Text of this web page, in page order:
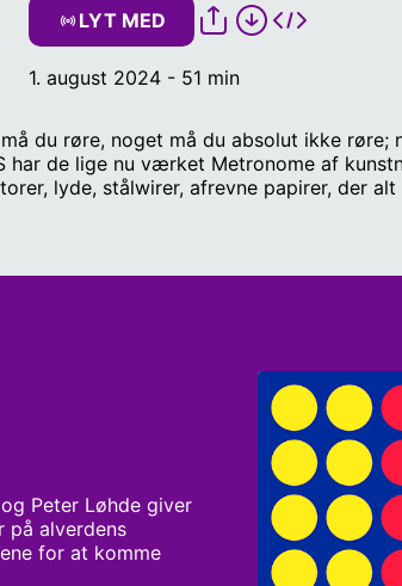
LYT MED
1. august 2024 - 51 min
du røre, noget må du absolut ikke
har de lige nu værket Metronome af
lyde, stålwirer, afrevne papirer, der alt
Peter Løhde giver
på alverdens
for at komme